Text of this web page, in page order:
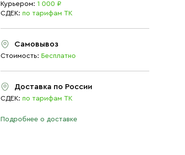
Курьером: 1 000 ₽
СДЕК: по тарифам ТК
Самовывоз
Стоимость: Бесплатно
Доставка по России
СДЕК: по тарифам ТК
Подробнее о доставке